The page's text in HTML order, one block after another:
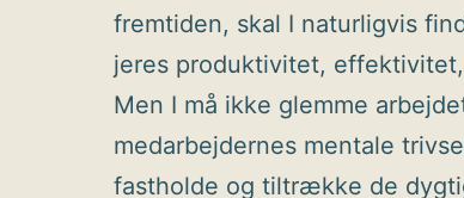
fremtiden, skal I naturligvis
jeres produktivitet,
Men I må ikke glemme
medarbejdernes mentale
fastholde og tiltrække de